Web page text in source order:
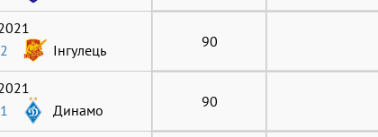
Інгулець 90
Динамо 90